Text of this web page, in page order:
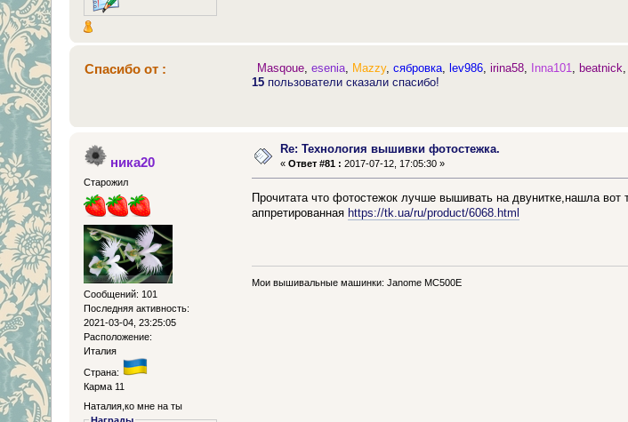
Спасибо от : Masqoue,esenia, Mazzy,сябровка, lev986,irina58, Inna101, beatnick,
15пользователи сказали спасибо!
ника20
Старожил
Сообщений: 101
Последняя активность:
2021-03-04, 23:25:05
Расположение:
Италия
Страна:
Карма 11
Наталия,ко мне на ты
Re: Технология вышивки фотостежка.
«Ответ #81 : 2017-07-12, 17:05:30 »
Прочитата что фотостежок лучше вышивать на двунитке,нашла
аппретированная https://tk.ua/ru/product/6068.html
Мои вышивальные машинки: Janome MC500E